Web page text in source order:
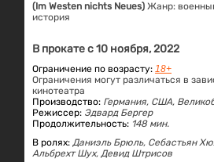
(Im Westen nichts Neues) Жанр:
история
В прокате с 10 ноября, 2022
Ограничение по возрасту: 18+
Ограничения могут различаться в
кинотеатра
Производство: Германия, США,
Режиссер: Эдвард Бергер
Продолжительность: 148 мин.
В ролях: Даниэль Брюль, Себастьян
Альбрехт Шух, Девид Штрисов